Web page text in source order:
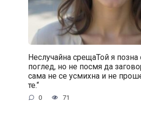
Неслучайна срещаТой я
поглед, но не посмя да
сама не се усмихна и не
те.“
0 71